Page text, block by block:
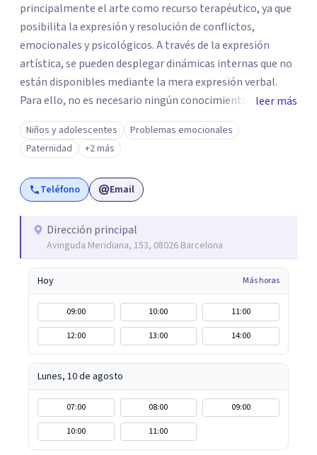
principalmente el arte como recurso terapéutico, ya que
posibilita la expresión y resolución de conflictos,
emocionales y psicológicos. A través de la expresión
artística, se pueden desplegar dinámicas internas que no
están disponibles mediante la mera expresión verbal.
Para ello, no es necesario ningún conocimiento ni
capacidad artística previa, ya que la riqueza está en el
proceso creativo, y no en el resultado estético. A través
del proceso creativo, y de la posterior elaboración de lo
que vaya surgiendo, acompaño al paciente a encontrar el
significado de sus vivencias y/o problemáticas que le
intenta promover un nuevo sentido a la experiencia con
uno mismo/a y con el mundo externo, buscando un mayor
bienestar.
leer más
Niños y adolescentes
Problemas emocionales
Paternidad
+2 más
Teléfono Email
Dirección principal
Avinguda Meridiana, 153, 08026 Barcelona
Hoy Más horas
09:00 10:00
11:00
12:00
13:00 14:00
Lunes, 10 de agosto
07:00 08:00
09:00
10:00
11:00